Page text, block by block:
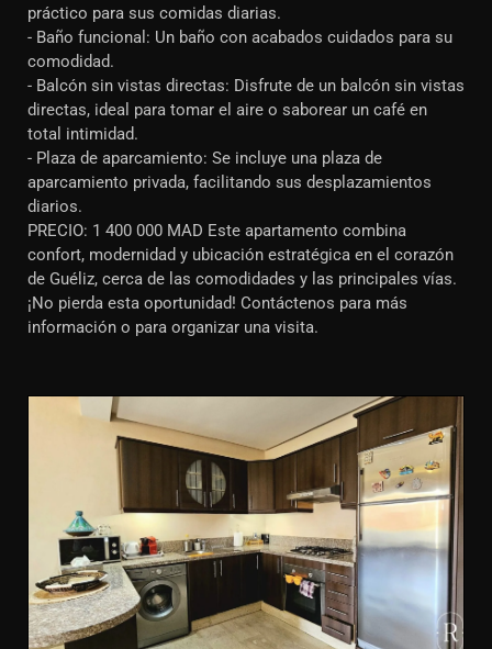
práctico para sus comidas diarias.
- Baño funcional: Un baño con acabados cuidados para su
comodidad.
- Balcón sin vistas directas: Disfrute de un balcón sin vistas
directas, ideal para tomar el aire o saborear un café en
total intimidad.
- Plaza de aparcamiento: Se incluye una plaza de
aparcamiento privada, facilitando sus desplazamientos
diarios.
PRECIO: 1 400 000 MAD Este apartamento combina
confort, modernidad y ubicación estratégica en el corazón
de Guéliz, cerca de las comodidades y las principales vías.
¡No pierda esta oportunidad! Contáctenos para más
información o para organizar una visita.